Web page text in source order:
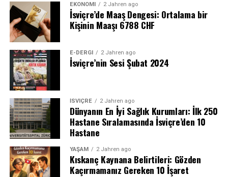
EKONOMI 2 Jahren ago
İsviçre’de Maaş Dengesi: Ortalama bir
Kişinin Maaşı 6788 CHF
E-DERGI 2 Jahren ago
İsviçre’nin Sesi Şubat 2024
İSVIÇRE 2 Jahren ago
Dünyanın En İyi Sağlık Kurumları: İlk 250
Hastane Sıralamasında İsviçre’den 10
Hastane
YAŞAM 2 Jahren ago
Kıskanç Kaynana Belirtileri: Gözden
Kaçırmamanız Gereken 10 İşaret